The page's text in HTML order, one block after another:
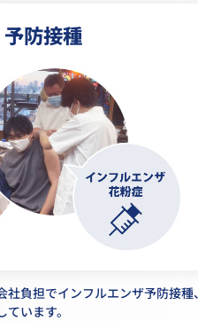
予防接種
負担でインフルエンザ予防接種、
います。